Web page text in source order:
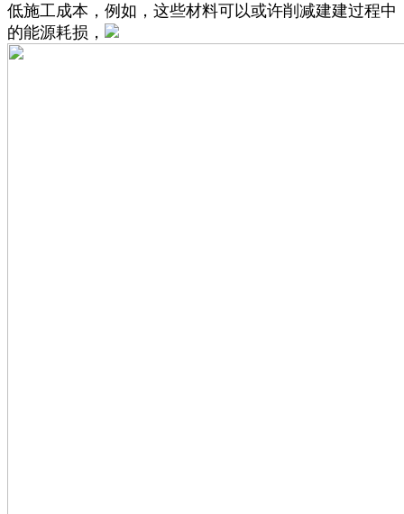
低施工成本，例如，这些材料可以或许削减建建过程中
的能源耗损，